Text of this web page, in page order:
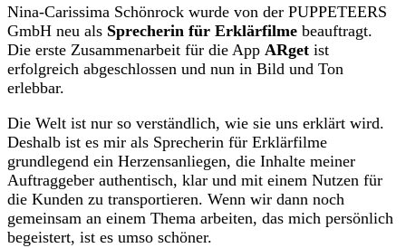
setzt
auf
Nina-
Carissima
Sprecherin
für
Erklärfilme
Nina-Carissima Schönrock wurde von der PUPPETEERS
GmbH neu als Sprecherin für Erklärfilme beauftragt.
Die erste Zusammenarbeit für die App ARget ist
erfolgreich abgeschlossen und nun in Bild und Ton
erlebbar.
Die Welt ist nur so verständlich, wie sie uns erklärt wird.
Deshalb ist es mir als Sprecherin für Erklärfilme
grundlegend ein Herzensanliegen, die Inhalte meiner
Auftraggeber authentisch, klar und mit einem Nutzen für
die Kunden zu transportieren. Wenn wir dann noch
gemeinsam an einem Thema arbeiten, das mich persönlich
begeistert, ist es umso schöner.